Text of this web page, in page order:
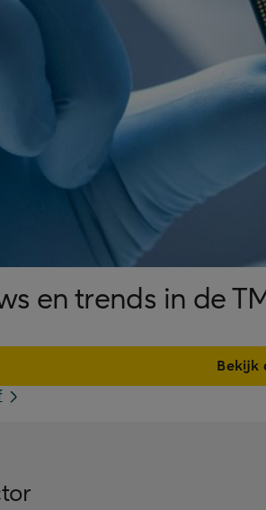
en trends in de
Bekijk